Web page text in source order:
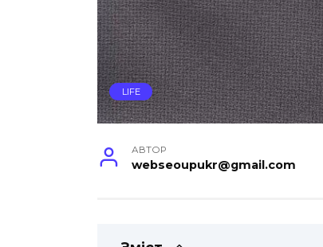
LIFE
АВТОР
webseoupukr@gmail.com